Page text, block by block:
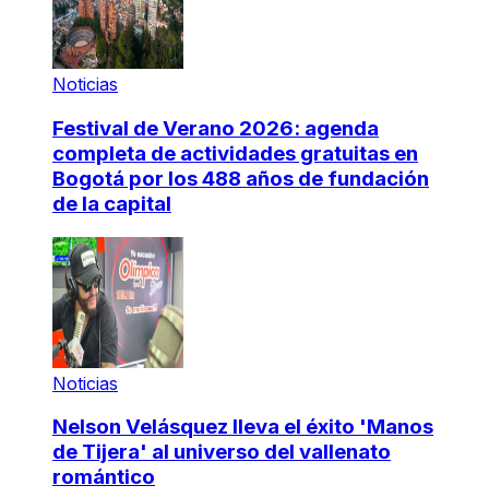
Noticias
Festival de Verano 2026: agenda
completa de actividades gratuitas en
Bogotá por los 488 años de fundación
de la capital
Noticias
Nelson Velásquez lleva el éxito 'Manos
de Tijera' al universo del vallenato
romántico